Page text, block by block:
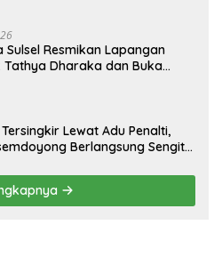
Sulsel Resmikan Lapangan
Tathya Dharaka dan Buka
Lewat Adu Penalti,
Berlangsung Sengit